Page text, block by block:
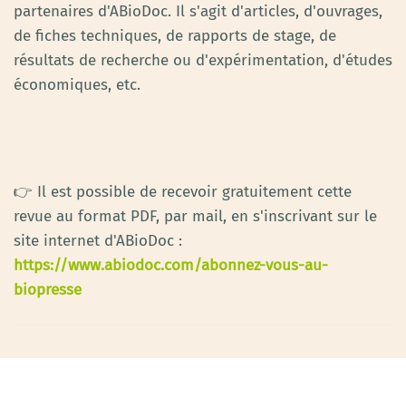
partenaires d'ABioDoc. Il s'agit d'articles, d'ouvrages,
de fiches techniques, de rapports de stage, de
résultats de recherche ou d'expérimentation, d'études
économiques, etc.
👉 Il est possible de recevoir gratuitement cette
revue au format PDF, par mail, en s'inscrivant sur le
site internet d'ABioDoc :
https://www.abiodoc.com/abonnez-vous-au-
biopresse